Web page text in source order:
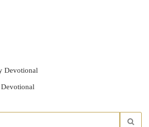
Devotional